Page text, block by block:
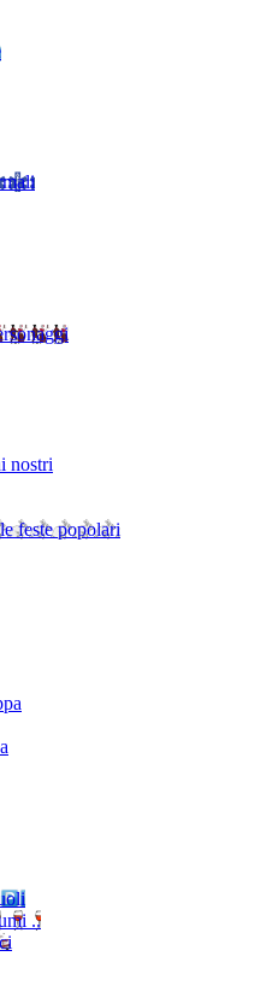
nostri
feste popolari
..